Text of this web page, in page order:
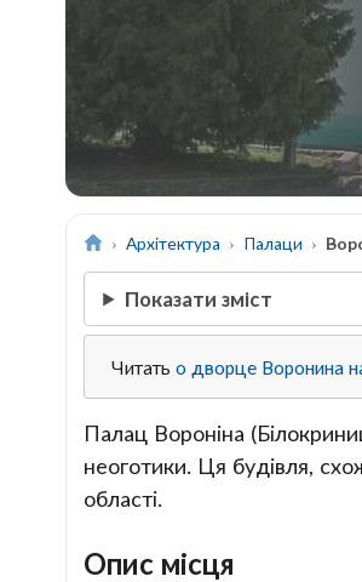
Архітектура Палаци
Показати зміст
Читать о дворце Воронина
Палац Вороніна
неоготики. Ця будівля,
області.
Опис місця